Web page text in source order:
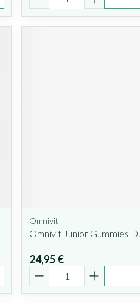
Omnivit
Omnivit Junior Gummies
24,95 €
Quantité